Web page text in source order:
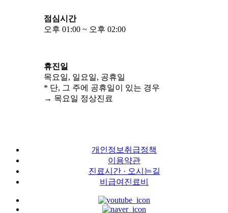
점심시간
오후 01:00 ~ 오후 02:00
휴진일
목요일, 일요일, 공휴일
* 단, 그 주에 공휴일이 있는 경우
→ 목요일 정상진료
개인정보취급정책
이용약관
진료시간 · 오시는길
비급여진료비